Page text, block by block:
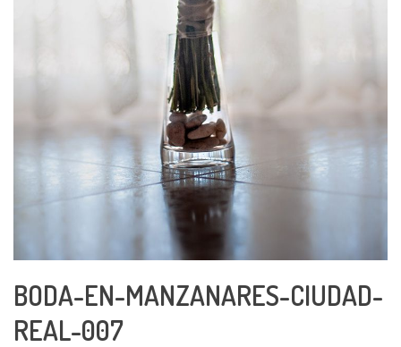
BODA-EN-MANZANARES-CIUDAD-
REAL-007